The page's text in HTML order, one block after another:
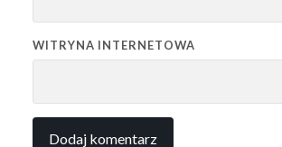
WITRYNA INTERNETOWA